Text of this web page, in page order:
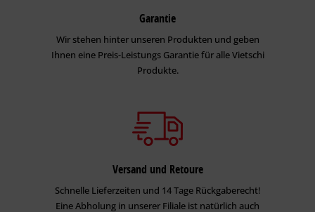
Garantie
Wir stehen hinter unseren Produkten und geben
Ihnen eine Preis-Leistungs Garantie für alle Vietschi
Produkte.
Versand und Retoure
Schnelle Lieferzeiten und 14 Tage Rückgaberecht!
Eine Abholung in unserer Filiale ist natürlich auch